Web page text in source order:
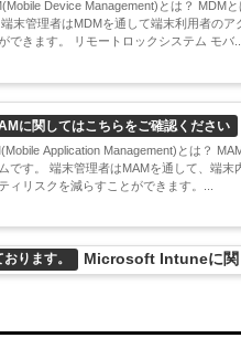
Device Management)とは？ MDM
末管理者はMDMを通して端末利用者の
できます。 リモートロックシステム モバ...
に関してはこちらをご確認ください
Application Management)とは？
です。 端末管理者はMAMを通して、端
ィリスクを減らすことができます。...
ります。 Microsoft Intuneに関